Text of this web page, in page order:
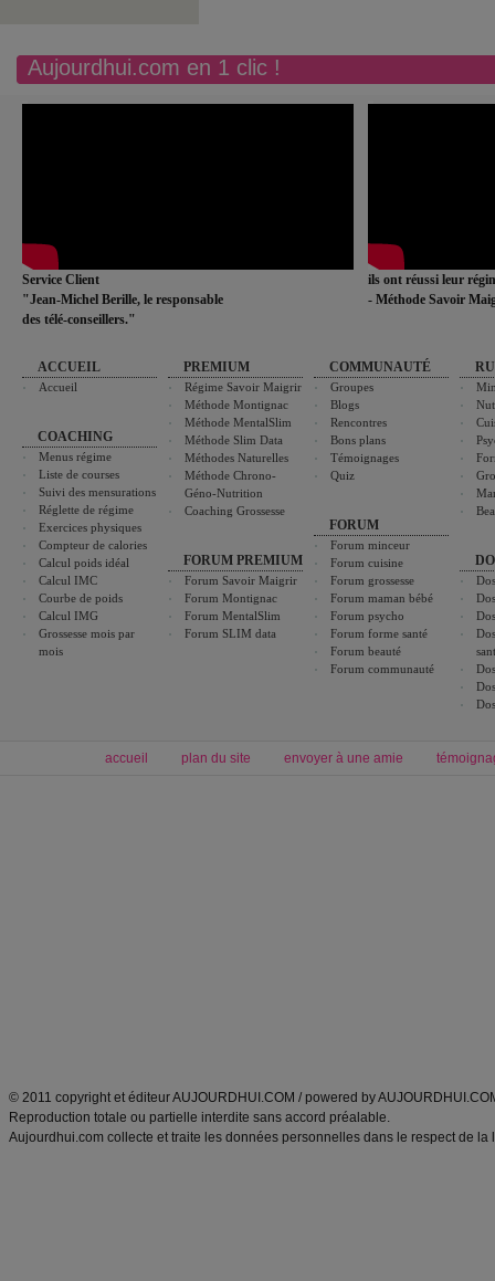
Aujourdhui.com en 1 clic !
Service Client
"Jean-Michel Berille, le responsable
des télé-conseillers."
ils ont réussi leur
- Méthode Savoir
ACCUEIL
Accueil
COACHING
Menus régime
Liste de courses
Suivi des mensurations
Réglette de régime
Exercices physiques
Compteur de calories
Calcul poids idéal
Calcul IMC
Courbe de poids
Calcul IMG
Grossesse mois par
mois
PREMIUM
Régime Savoir Maigrir
Méthode Montignac
Méthode MentalSlim
Méthode Slim Data
Méthodes Naturelles
Méthode Chrono-
Géno-Nutrition
Coaching Grossesse
FORUM PREMIUM
Forum Savoir Maigrir
Forum Montignac
Forum MentalSlim
Forum SLIM data
COMMUNAUTÉ
Groupes
Blogs
Rencontres
Bons plans
Témoignages
Quiz
FORUM
Forum minceur
Forum cuisine
Forum grossesse
Forum maman bébé
Forum psycho
Forum forme santé
Forum beauté
Forum communauté
accueil plan du site envoyer à une amie
© 2011 copyright et éditeur AUJOURDHUI.COM / powered by
Reproduction totale ou partielle interdite sans accord préalable.
Aujourdhui.com collecte et traite les données personnelles dans le respect de